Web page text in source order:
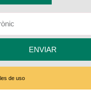
e
o
-
f
t
r
ENVIAR
de uso